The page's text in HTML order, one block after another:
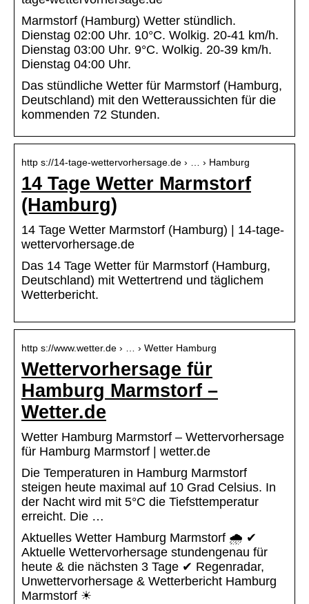
Marmstorf (Hamburg) Wetter stündlich.
Dienstag 02:00 Uhr. 10°C. Wolkig. 20-41 km/h.
Dienstag 03:00 Uhr. 9°C. Wolkig. 20-39 km/h.
Dienstag 04:00 Uhr.
Das stündliche Wetter für Marmstorf (Hamburg,
Deutschland) mit den Wetteraussichten für die
kommenden 72 Stunden.
http s://14-tage-wettervorhersage.de › … › Hamburg
14 Tage Wetter Marmstorf
(Hamburg)
14 Tage Wetter Marmstorf (Hamburg) | 14-tage-
wettervorhersage.de
Das 14 Tage Wetter für Marmstorf (Hamburg,
Deutschland) mit Wettertrend und täglichem
Wetterbericht.
http s://www.wetter.de › … › Wetter Hamburg
Wettervorhersage für
Hamburg Marmstorf –
Wetter.de
Wetter Hamburg Marmstorf – Wettervorhersage
für Hamburg Marmstorf | wetter.de
Die Temperaturen in Hamburg Marmstorf
steigen heute maximal auf 10 Grad Celsius. In
der Nacht wird mit 5°C die Tiefsttemperatur
erreicht. Die …
Aktuelles Wetter Hamburg Marmstorf 🌧️ ✔
Aktuelle Wettervorhersage stundengenau für
heute & die nächsten 3 Tage ✔ Regenradar,
Unwettervorhersage & Wetterbericht Hamburg
Marmstorf ☀